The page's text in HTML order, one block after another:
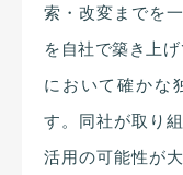
索・改変までを
を自社で築き上
において確かな
す。同社が取り
活用の可能性が